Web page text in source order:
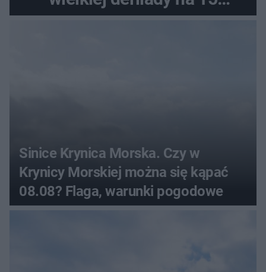
Sinice Krynica Morska. Czy w
Krynicy Morskiej można się kąpać
08.08? Flaga, warunki pogodowe